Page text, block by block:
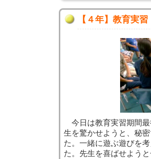
【４年】教育実
今日は教育実習期間最
生を驚かせようと、秘
た。一緒に遊ぶ遊びを
た。先生を喜ばせよう